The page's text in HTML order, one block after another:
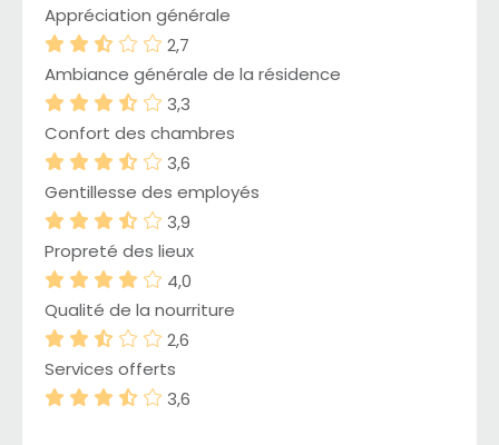
Appréciation générale
2,7
Ambiance générale de la résidence
3,3
Confort des chambres
3,6
Gentillesse des employés
3,9
Propreté des lieux
4,0
Qualité de la nourriture
2,6
Services offerts
3,6